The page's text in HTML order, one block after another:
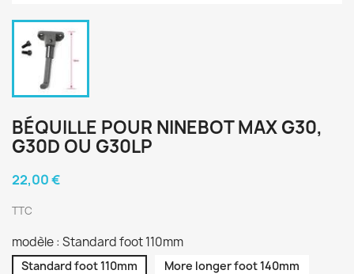
BÉQUILLE POUR NINEBOT MAX G30,
G30D OU G30LP
22,00 €
TTC
modèle : Standard foot 110mm
Standard foot 110mm
More longer foot 140mm